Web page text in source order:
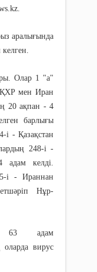
аралығында
Олар 1 "а"
ҚХР мен Иран
20 ақпан - 4
барлығы
і - Қазақстан
248-і -
адам келді.
і - Ираннан
Нұр-
63 адам
оларда вирус